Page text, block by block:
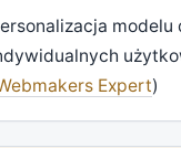
modelu
Expert)